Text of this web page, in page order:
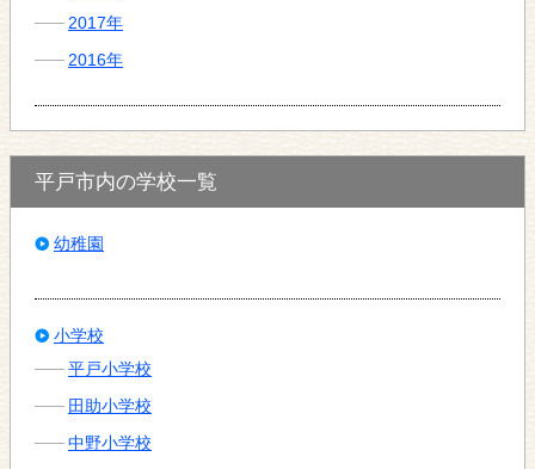
2017年
2016年
平戸市内の学校一覧
幼稚園
小学校
平戸小学校
田助小学校
中野小学校